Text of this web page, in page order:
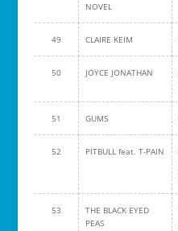
NOVEL
49 CLAIRE KEIM
50 JOYCE JONATHAN
51 GUMS
52 PITBULL feat. T-PAIN
53
THE BLACK EYED
PEAS